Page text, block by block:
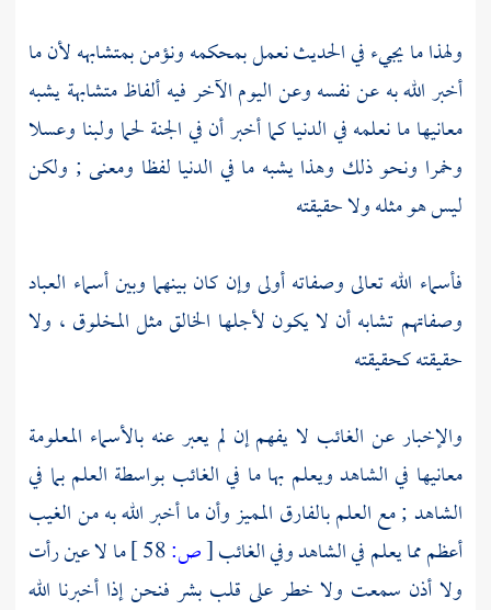
ولهذا ما يجيء في الحديث نعمل بمحكمه ونؤمن بمتشابهه لأن ما
أخبر الله به عن نفسه وعن اليوم الآخر فيه ألفاظ متشابهة يشبه
معانيها ما نعلمه في الدنيا كما أخبر أن في الجنة لحما ولبنا وعسلا
وخمرا ونحو ذلك وهذا يشبه ما في الدنيا لفظا ومعنى ; ولكن
ليس هو مثله ولا حقيقته
فأسماء الله تعالى وصفاته أولى وإن كان بينهما وبين أسماء العباد
وصفاتهم تشابه أن لا يكون لأجلها الخالق مثل المخلوق ، ولا
حقيقته كحقيقته
والإخبار عن الغائب لا يفهم إن لم يعبر عنه بالأسماء المعلومة
معانيها في الشاهد ويعلم بها ما في الغائب بواسطة العلم بما في
الشاهد ; مع العلم بالفارق المميز وأن ما أخبر الله به من الغيب
أعظم مما يعلم في الشاهد وفي الغائب[ص:
ما لا عين رأت
ولا أذن سمعت ولا خطر على قلب بشر فنحن إذا أخبرنا الله